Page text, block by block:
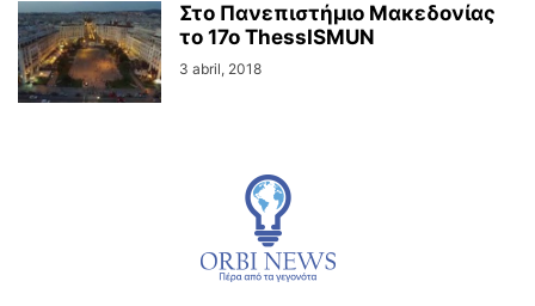
Στο Πανεπιστήμιο Μακεδονίας
το 17ο ThessISMUN
3 abril, 2018